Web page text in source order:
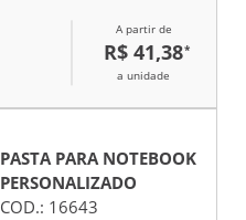
A partir de
R$ 41,38*
a unidade
PASTA PARA NOTEBOOK
PERSONALIZADO
COD.: 16643